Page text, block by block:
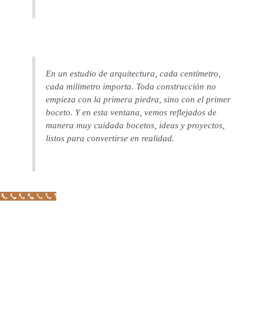
En un estudio de arquitectura, cada centímetro,
cada milímetro importa. Toda construcción no
empieza con la primera piedra, sino con el primer
boceto. Y en esta ventana, vemos reflejados de
manera muy cuidada bocetos, ideas y proyectos,
listos para convertirse en realidad.
Call Now Button